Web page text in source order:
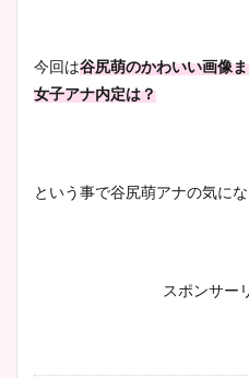
今回は谷尻萌のかわいい画像
女子アナ内定は？
という事で谷尻萌アナの気に
スポンサー